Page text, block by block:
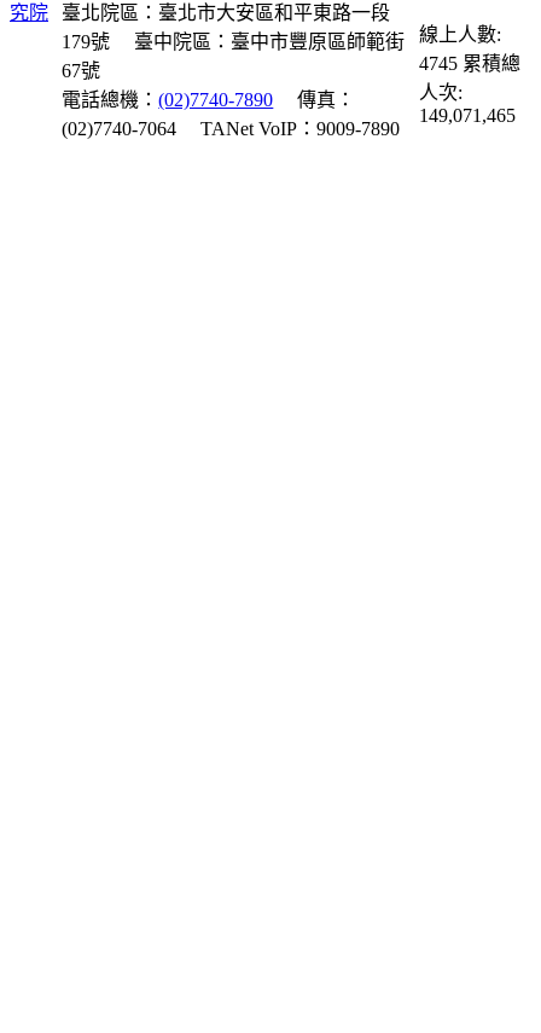
臺北院區：臺北市大安區和平東路一段
179號
臺中院區：臺中市豐原區師範街
67號
電話總機：(02)7740-7890
傳真：
(02)7740-7064
TANet VoIP：9009-7890
線上人數:
4745 累積總
人次:
149,071,465